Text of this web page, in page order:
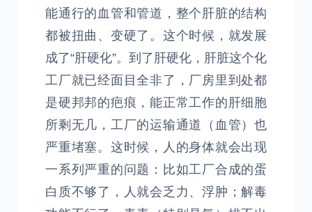
能通行的血管和管道，整个肝脏的结构
都被扭曲、变硬了。这个时候，就发展
成了“肝硬化”。到了肝硬化，肝脏这个化
工厂就已经面目全非了，厂房里到处都
是硬邦邦的疤痕，能正常工作的肝细胞
所剩无几，工厂的运输通道（血管）也
严重堵塞。这时候，人的身体就会出现
一系列严重的问题：比如工厂合成的蛋
白质不够了，人就会乏力、浮肿；解毒